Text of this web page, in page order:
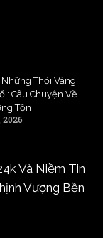
Những Thỏi Vàng
Câu Chuyện Về
Tồn